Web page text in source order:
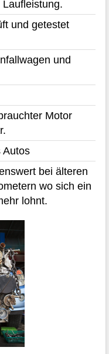
und getestet
und
Motor
Autos
bei älteren
wo sich ein
lohnt.